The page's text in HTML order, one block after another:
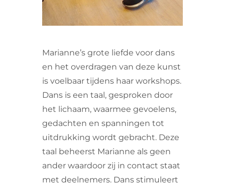
Marianne’s grote liefde voor dans
en het overdragen van deze kunst
is voelbaar tijdens haar workshops.
Dans is een taal, gesproken door
het lichaam, waarmee gevoelens,
gedachten en spanningen tot
uitdrukking wordt gebracht. Deze
taal beheerst Marianne als geen
ander waardoor zij in contact staat
met deelnemers. Dans stimuleert